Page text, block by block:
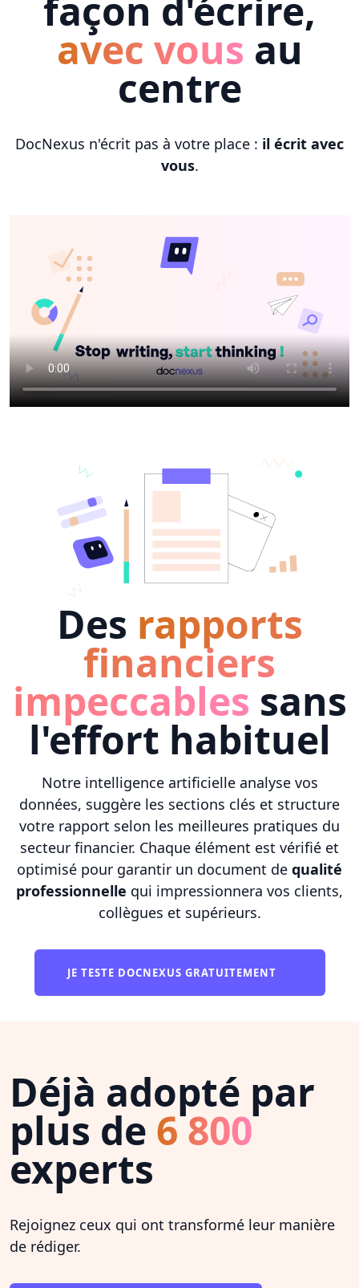
façon d'écrire,
avec vous au
centre
DocNexus n'écrit pas à votre place : il écrit avec
vous.
Des rapports
financiers
impeccables sans
l'effort habituel
Notre intelligence artificielle analyse vos
données, suggère les sections clés et structure
votre rapport selon les meilleures pratiques du
secteur financier. Chaque élément est vérifié et
optimisé pour garantir un document de qualité
professionnelle qui impressionnera vos clients,
collègues et supérieurs.
JE TESTE DOCNEXUS GRATUITEMENT
Déjà adopté par
plus de 6 800
experts
Rejoignez ceux qui ont transformé leur manière
de rédiger.